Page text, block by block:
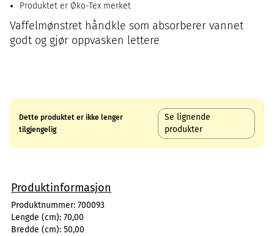
Produktet er Øko-Tex merket
Vaffelmønstret håndkle som absorberer vannet
godt og gjør oppvasken lettere
Dette produktet er ikke lenger
tilgjengelig
Se lignende
produkter
Produktinformasjon
Produktnummer: 700093
Lengde (cm): 70,00
Bredde (cm): 50,00